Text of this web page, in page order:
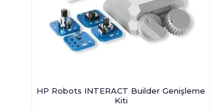
HP Robots INTERACT Builder Genişleme
Kiti